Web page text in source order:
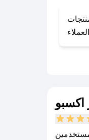
أن تكون المنتجات
اكسبو